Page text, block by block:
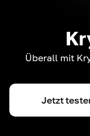
Überall mit
Jetzt